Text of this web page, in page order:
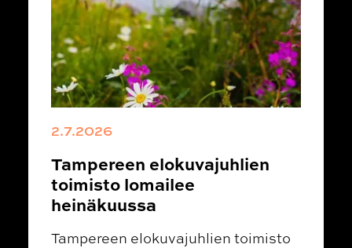
2.7.2026
Tampereen elokuvajuhlien
toimisto lomailee
heinäkuussa
Tampereen elokuvajuhlien toimisto